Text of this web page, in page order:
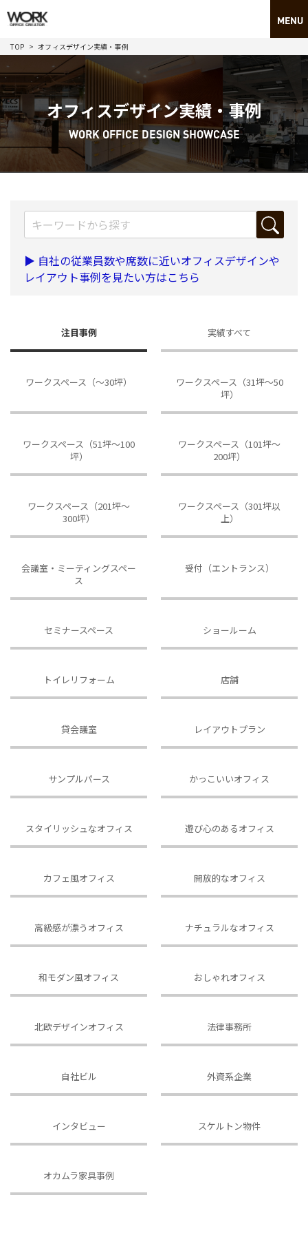
TOP オフィスデザイン実績・事例
オフィスデザイン実績・事例
WORK OFFICE DESIGN SHOWCASE
▶ 自社の従業員数や席数に近いオフィスデザインや
レイアウト事例を見たい方はこちら
注目事例 実績すべて
ワークスペース（～30坪）
ワークスペース（31坪〜50
坪）
ワークスペース（51坪～100
坪）
ワークスペース（101坪～
200坪）
ワークスペース（201坪～
300坪）
ワークスペース（301坪以
上）
会議室・ミーティングスペー
ス
受付（エントランス）
セミナースペース ショールーム
トイレリフォーム 店舗
貸会議室 レイアウトプラン
サンプルパース かっこいいオフィス
スタイリッシュなオフィス 遊び心のあるオフィス
カフェ風オフィス 開放的なオフィス
高級感が漂うオフィス ナチュラルなオフィス
和モダン風オフィス おしゃれオフィス
北欧デザインオフィス 法律事務所
自社ビル 外資系企業
インタビュー スケルトン物件
オカムラ家具事例